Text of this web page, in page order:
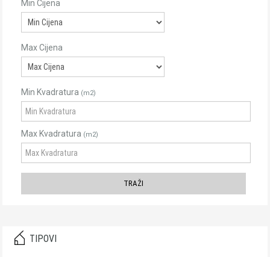
Min Cijena
Max Cijena
Min Kvadratura (m2)
Max Kvadratura (m2)
TIPOVI